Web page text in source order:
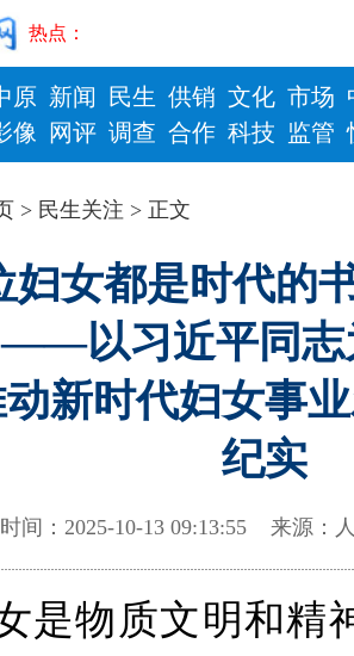
热点：
原
像
新闻
网评
民生
调查
供销
合作
文化
科技
市场
监管
> 民生关注 > 正文
妇女都是时代的
以习近平同志
新时代妇女事
纪实
时间：2025-10-13 09:13:55 来源
物质文明和精